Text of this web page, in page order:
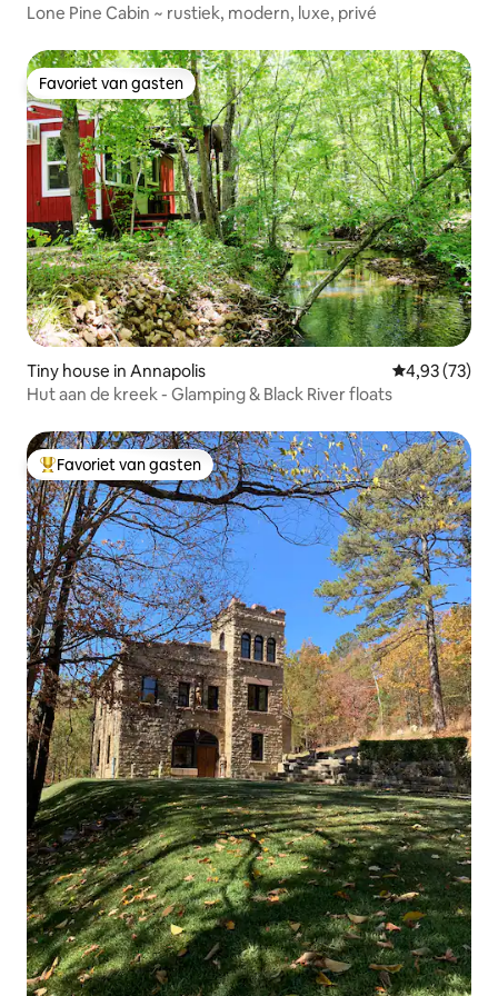
Lone Pine Cabin ~ rustiek, modern, luxe, privé
Favoriet van gasten
Favoriet van gasten
Tiny house in Annapolis Gemiddelde
4,93 (73)
Hut aan de kreek - Glamping & Black River floats
Topfavoriet van gasten
Favoriet van gasten